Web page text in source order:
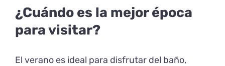
¿Cuándo es la mejor época
para visitar?
El verano es ideal para disfrutar del baño,